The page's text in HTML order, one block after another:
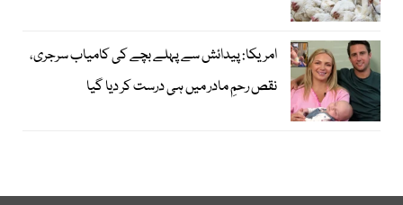
امریکا: پیدائش سے پہلے بچے کی کامیاب سرجری،
نقص رحمِ مادر میں ہی درست کر دیا گیا